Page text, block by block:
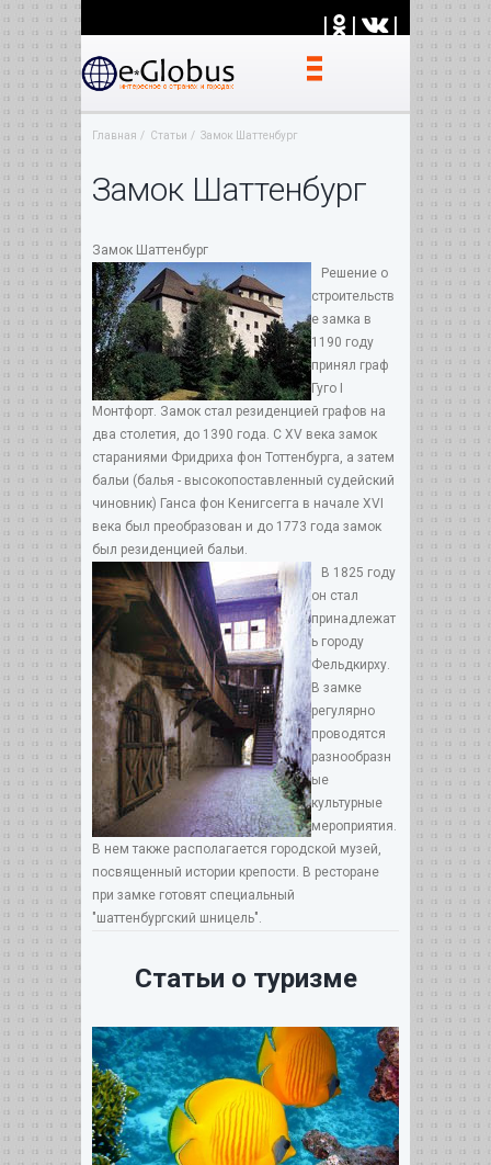
| | |
Главная Статьи Замок Шаттенбург
Замок Шаттенбург
Замок Шаттенбург
Решение о
строительств
е замка в
1190 году
принял граф
Гуго I
Монтфорт. Замок стал резиденцией графов на
два столетия, до 1390 года. С XV века замок
стараниями Фридриха фон Тоттенбурга, а затем
бальи (балья - высокопоставленный судейский
чиновник) Ганса фон Кенигсегга в начале XVI
века был преобразован и до 1773 года замок
был резиденцией бальи.
В 1825 году
он стал
принадлежат
ь городу
Фельдкирху.
В замке
регулярно
проводятся
разнообразн
ые
культурные
мероприятия.
В нем также располагается городской музей,
посвященный истории крепости. В ресторане
при замке готовят специальный
"шаттенбургский шницель".
Статьи о туризме